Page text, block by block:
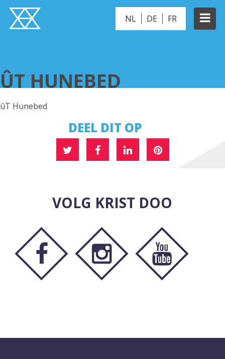
NL DE FR
ÛT HUNEBED
ûT Hunebed
DEEL DIT OP
VOLG KRIST DOO